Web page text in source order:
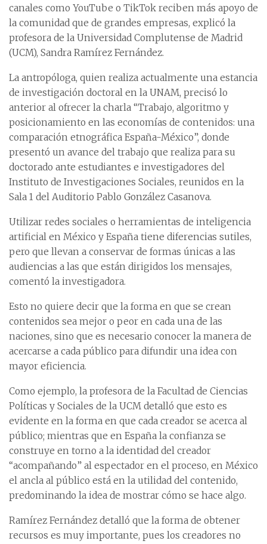
canales como YouTube o TikTok reciben más apoyo de
la comunidad que de grandes empresas, explicó la
profesora de la Universidad Complutense de Madrid
(UCM), Sandra Ramírez Fernández.
La antropóloga, quien realiza actualmente una estancia
de investigación doctoral en la UNAM, precisó lo
anterior al ofrecer la charla “Trabajo, algoritmo y
posicionamiento en las economías de contenidos: una
comparación etnográfica España-México”, donde
presentó un avance del trabajo que realiza para su
doctorado ante estudiantes e investigadores del
Instituto de Investigaciones Sociales, reunidos en la
Sala 1 del Auditorio Pablo González Casanova.
Utilizar redes sociales o herramientas de inteligencia
artificial en México y España tiene diferencias sutiles,
pero que llevan a conservar de formas únicas a las
audiencias a las que están dirigidos los mensajes,
comentó la investigadora.
Esto no quiere decir que la forma en que se crean
contenidos sea mejor o peor en cada una de las
naciones, sino que es necesario conocer la manera de
acercarse a cada público para difundir una idea con
mayor eficiencia.
Como ejemplo, la profesora de la Facultad de Ciencias
Políticas y Sociales de la UCM detalló que esto es
evidente en la forma en que cada creador se acerca al
público; mientras que en España la confianza se
construye en torno a la identidad del creador
“acompañando” al espectador en el proceso, en México
el ancla al público está en la utilidad del contenido,
predominando la idea de mostrar cómo se hace algo.
Ramírez Fernández detalló que la forma de obtener
recursos es muy importante, pues los creadores no